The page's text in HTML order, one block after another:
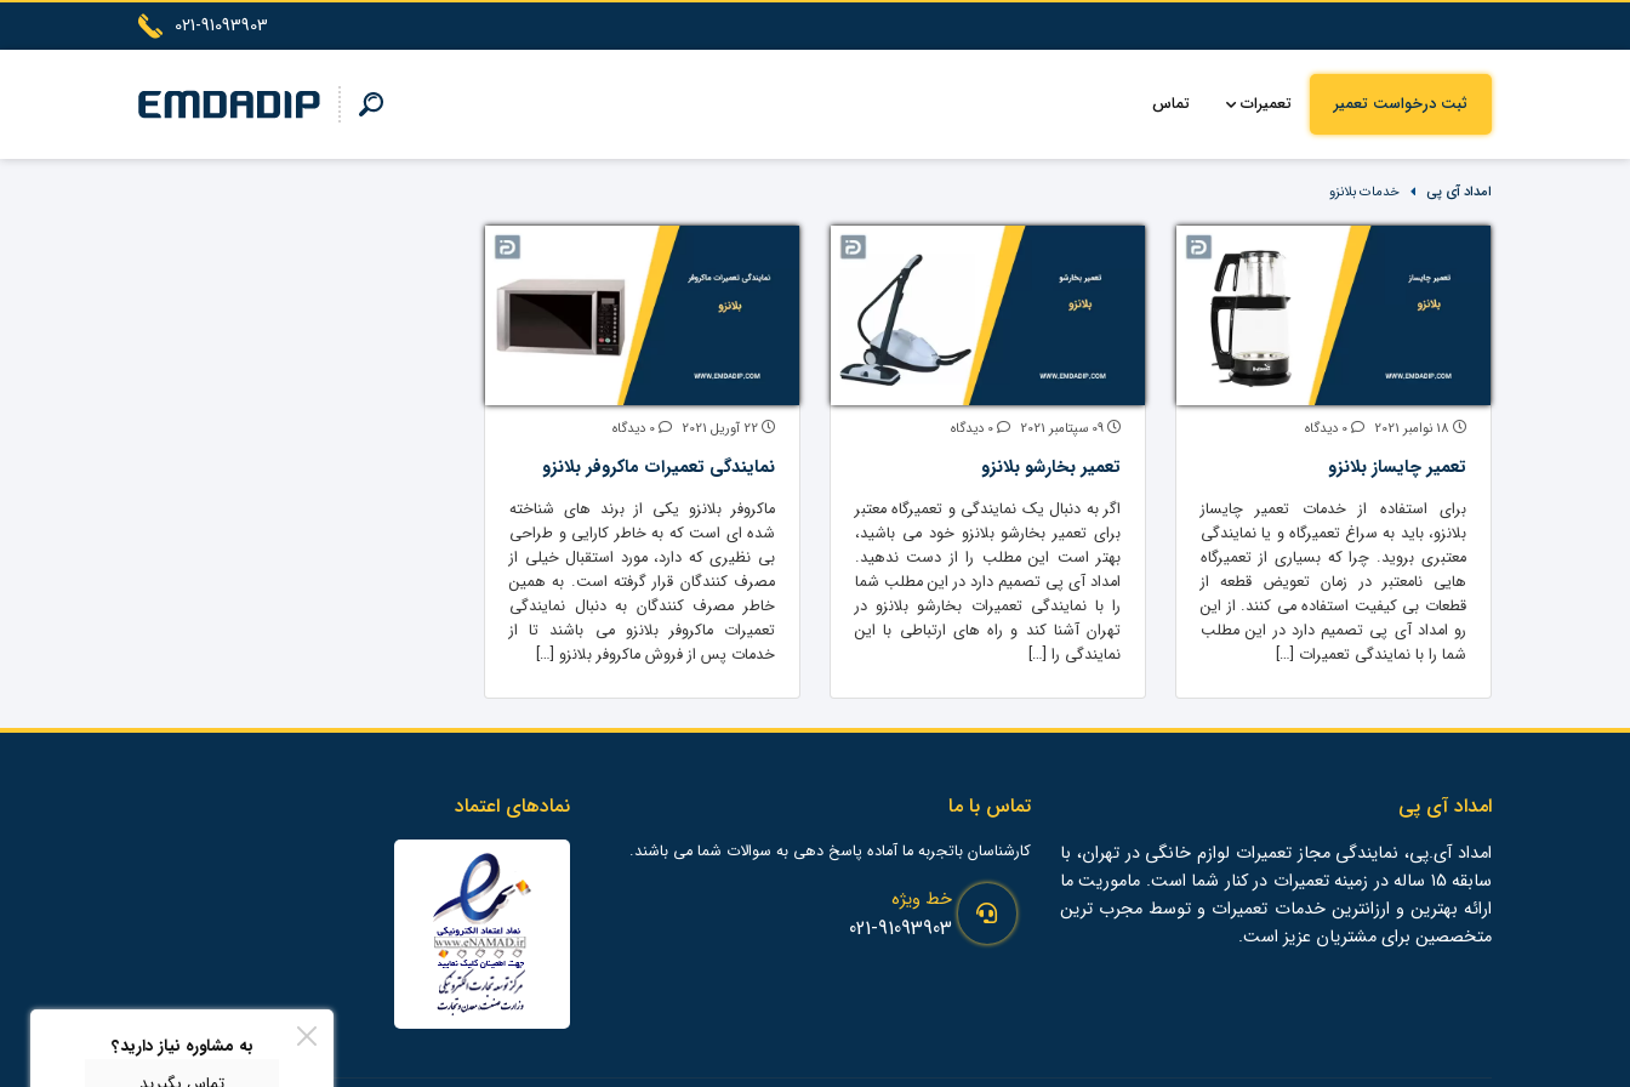
021-91093903
ثبت درخواست تعمیر تعمیرات تماس
امداد آی پی خدمات بلانزو
تعمیر چایساز بلانزو
برای استفاده از خدمات تعمیر چایساز
بلانزو، باید به سراغ تعمیرگاه و یا نمایندگی
معتبری بروید. چرا که بسیاری از تعمیرگاه
هایی نامعتبر در زمان تعویض قطعه از
قطعات بی کیفیت استفاده می کنند. از این
رو امداد آی پی تصمیم دارد در این مطلب
شما را با نمایندگی تعمیرات […]
تعمیر بخارشو بلانزو
اگر به دنبال یک نمایندگی و تعمیرگاه معتبر
برای تعمیر بخارشو بلانزو خود می باشید،
بهتر است این مطلب را از دست ندهید.
امداد آی پی تصمیم دارد در این مطلب شما
را با نمایندگی تعمیرات بخارشو بلانزو در
تهران آشنا کند و راه های ارتباطی با این
نمایندگی را […]
نمایندگی تعمیرات ماکروفر بلانزو
ماکروفر بلانزو یکی از برند های شناخته
شده ای است که به خاطر کارایی و طراحی
بی نظیری که دارد، مورد استقبال خیلی از
مصرف کنندگان قرار گرفته است. به همین
خاطر مصرف کنندگان به دنبال نمایندگی
تعمیرات ماکروفر بلانزو می باشند تا از
خدمات پس از فروش ماکروفر بلانزو […]
امداد آی پی
امداد آی.پی، نمایندگی مجاز تعمیرات لوازم خانگی در تهران، با
سابقه 15 ساله در زمینه تعمیرات در کنار شما است. ماموریت ما
ارائه بهترین و ارزانترین خدمات تعمیرات و توسط مجرب ترین
متخصصین برای مشتریان عزیز است.
تماس با ما
کارشناسان باتجربه ما آماده پاسخ دهی به سوالات شما می باشند.
خط ویژه
021-91093903
نمادهای اعتماد
به مشاوره نیاز دارید؟